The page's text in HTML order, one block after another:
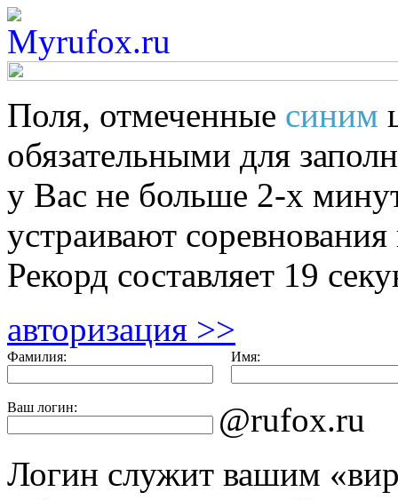
Поля, отмеченные синим
обязательными для
у Вас не больше 2-х
устраивают
Рекорд составляет 19
авторизация >>
Фамилия: Имя:
Ваш логин:
@rufox.ru
Логин служит вашим